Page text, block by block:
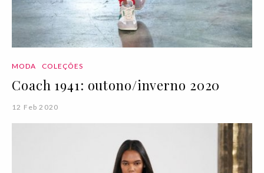
MODA COLEÇÕES
Coach 1941: outono/inverno 2020
12 Feb 2020